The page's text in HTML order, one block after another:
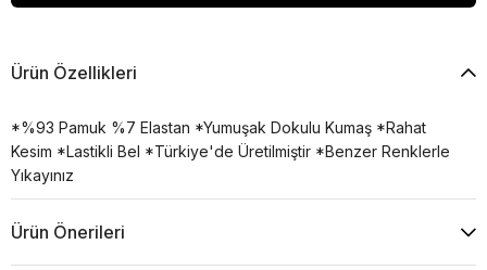
Ürün Özellikleri
*%93 Pamuk %7 Elastan *Yumuşak Dokulu Kumaş *Rahat
Kesim *Lastikli Bel *Türkiye'de Üretilmiştir *Benzer Renklerle
Yıkayınız
Ürün Önerileri